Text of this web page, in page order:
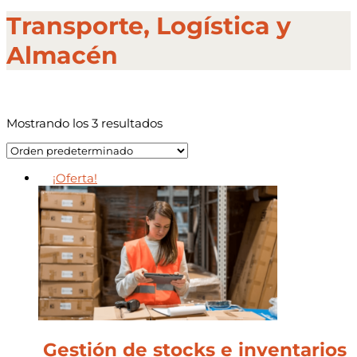
Transporte, Logística y
Almacén
Mostrando los 3 resultados
¡Oferta!
Gestión de stocks e inventarios